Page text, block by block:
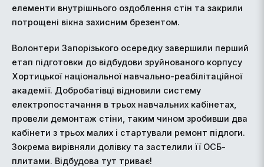
елементи внутрішнього оздоблення стін та закрили
потрощені вікна захисним брезентом.
Волонтери Запорізького осередку завершили перший
етап підготовки до відбудови зруйнованого корпусу
Хортицької національної навчально-реабілітаційної
академії. Добробатівці відновили систему
електропостачання в трьох навчальних кабінетах,
провели демонтаж стіни, таким чином зробивши два
кабінети з трьох малих і стартували ремонт підлоги.
Зокрема вирівняли долівку та застелили її ОСБ-
плитами. Відбудова тут триває!